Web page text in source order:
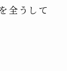
全うして